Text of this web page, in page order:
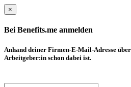
×
Bei Benefits.me anmelden
Anhand deiner Firmen-E-Mail-Adresse
Arbeitgeber:in schon dabei ist.